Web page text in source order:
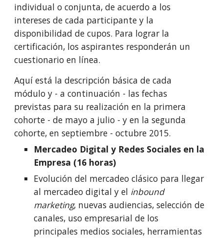
individual o conjunta, de acuerdo a los
intereses de cada participante y la
disponibilidad de cupos. Para lograr la
certificación, los aspirantes responderán un
cuestionario en línea.
Aquí está la descripción básica de cada
módulo y - a continuación - las fechas
previstas para su realización en la primera
cohorte - de mayo a julio - y en la segunda
cohorte, en septiembre - octubre 2015.
Mercadeo Digital y Redes Sociales en la
Empresa (16 horas)
Evolución del mercadeo clásico para llegar
al mercadeo digital y el inbound
marketing, nuevas audiencias, selección de
canales, uso empresarial de los
principales medios sociales, herramientas